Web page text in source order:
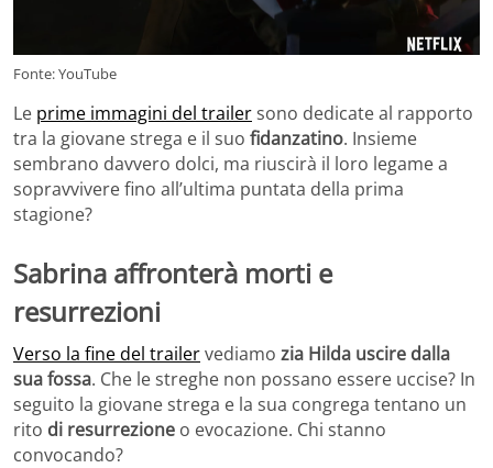
Fonte: YouTube
Le prime immagini del trailersono dedicate al rapporto
tra la giovane strega e il suo fidanzatino. Insieme
sembrano davvero dolci, ma riuscirà il loro legame a
sopravvivere fino all’ultima puntata della prima
stagione?
Sabrina affronterà morti e
resurrezioni
Verso la fine del trailervediamo zia Hilda uscire dalla
sua fossa. Che le streghe non possano essere uccise? In
seguito la giovane strega e la sua congrega tentano un
rito di resurrezione o evocazione. Chi stanno
convocando?